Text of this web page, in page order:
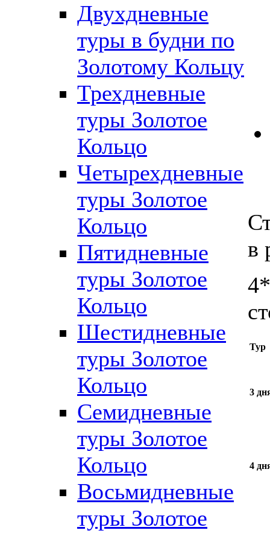
Двухдневные
туры в будни по
Золотому Кольцу
Трехдневные
туры Золотое
Кольцо
Четырехдневные
туры Золотое
Кольцо
Пятидневные
туры Золотое
Кольцо
Шестидневные
туры Золотое
Кольцо
Семидневные
туры Золотое
Кольцо
Восьмидневные
туры Золотое
в
Тур
3
4